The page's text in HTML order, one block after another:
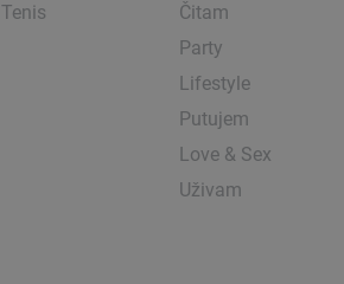
Tenis
Čitam
Party
Lifestyle
Putujem
Love & Sex
Uživam